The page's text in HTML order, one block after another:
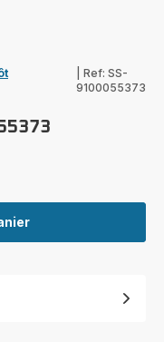
Ref: SS-
9100055373